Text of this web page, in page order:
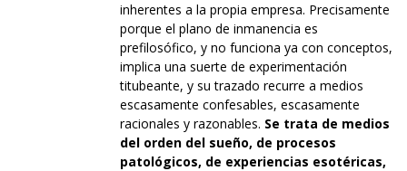
inherentes a la propia empresa. Precisamente
porque el plano de inmanencia es
prefilosófico, y no funciona ya con conceptos,
implica una suerte de experimentación
titubeante, y su trazado recurre a medios
escasamente confesables, escasamente
racionales y razonables. Se trata de medios
del orden del sueño, de procesos
patológicos, de experiencias esotéricas,